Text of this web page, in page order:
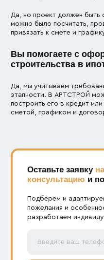
Да, но проект должен быть
можно было посчитать,
привязать к смете и
Вы помогаете с
строительства в
Да, мы учитываем
этапности. В АРТСТРОЙ
построить его в кредит
сметой, графиком и
Оставьте заявку
консультацию и
Подберем и
пожелания и
разработаем